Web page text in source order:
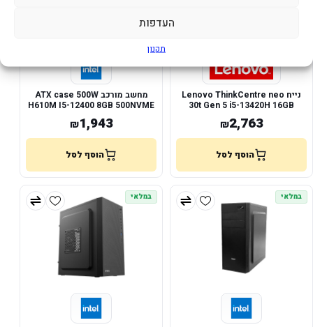
העדפות
תקנון
נייח Lenovo ThinkCentre neo
30t Gen 5 i5-13420H 16GB
512NVME DOS
₪2,763
הוסף לסל
מחשב מורכב ATX case 500W
H610M I5-12400 8GB 500NVME
₪1,943
הוסף לסל
במלאי במלאי